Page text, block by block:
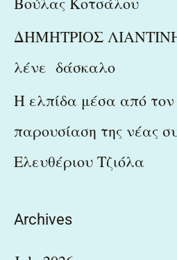
ΔΗΜΗΤΡΙΟΣ
λένε δάσκαλο
Η ελπίδα μέσα από τον
παρουσίαση της νέας
Ελευθέριου Τζιόλα
Archives